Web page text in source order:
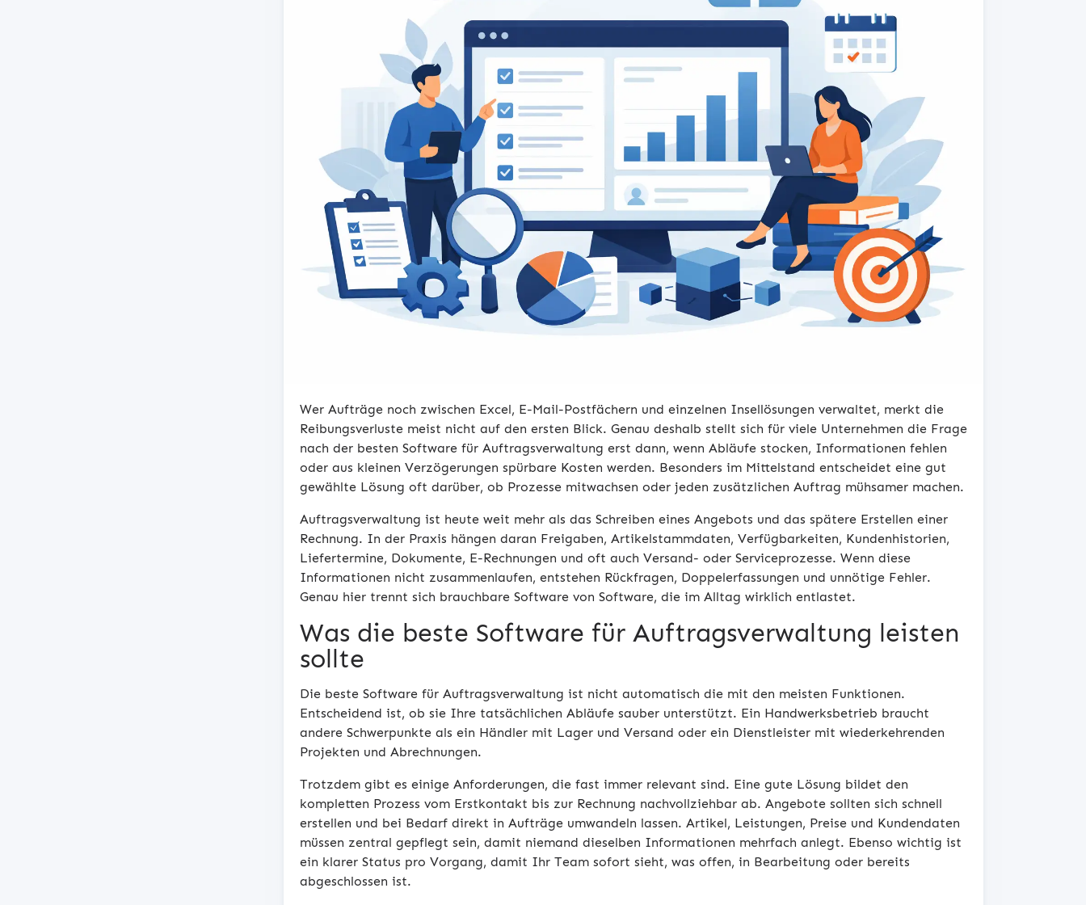
Wer Aufträge noch zwischen Excel, E-Mail-Postfächern und einzelnen Insellösungen verwaltet, merkt die
Reibungsverluste meist nicht auf den ersten Blick. Genau deshalb stellt sich für viele Unternehmen die Frage
nach der besten Software für Auftragsverwaltung erst dann, wenn Abläufe stocken, Informationen fehlen
oder aus kleinen Verzögerungen spürbare Kosten werden. Besonders im Mittelstand entscheidet eine gut
gewählte Lösung oft darüber, ob Prozesse mitwachsen oder jeden zusätzlichen Auftrag mühsamer machen.
Auftragsverwaltung ist heute weit mehr als das Schreiben eines Angebots und das spätere Erstellen einer
Rechnung. In der Praxis hängen daran Freigaben, Artikelstammdaten, Verfügbarkeiten, Kundenhistorien,
Liefertermine, Dokumente, E-Rechnungen und oft auch Versand- oder Serviceprozesse. Wenn diese
Informationen nicht zusammenlaufen, entstehen Rückfragen, Doppelerfassungen und unnötige Fehler.
Genau hier trennt sich brauchbare Software von Software, die im Alltag wirklich entlastet.
Was die beste Software für Auftragsverwaltung leisten
sollte
Die beste Software für Auftragsverwaltung ist nicht automatisch die mit den meisten Funktionen.
Entscheidend ist, ob sie Ihre tatsächlichen Abläufe sauber unterstützt. Ein Handwerksbetrieb braucht
andere Schwerpunkte als ein Händler mit Lager und Versand oder ein Dienstleister mit wiederkehrenden
Projekten und Abrechnungen.
Trotzdem gibt es einige Anforderungen, die fast immer relevant sind. Eine gute Lösung bildet den
kompletten Prozess vom Erstkontakt bis zur Rechnung nachvollziehbar ab. Angebote sollten sich schnell
erstellen und bei Bedarf direkt in Aufträge umwandeln lassen. Artikel, Leistungen, Preise und Kundendaten
müssen zentral gepflegt sein, damit niemand dieselben Informationen mehrfach anlegt. Ebenso wichtig ist
ein klarer Status pro Vorgang, damit Ihr Team sofort sieht, was offen, in Bearbeitung oder bereits
abgeschlossen ist.